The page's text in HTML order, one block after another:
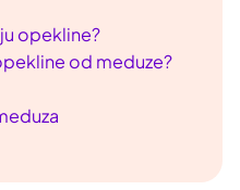
opekline?
od meduze?